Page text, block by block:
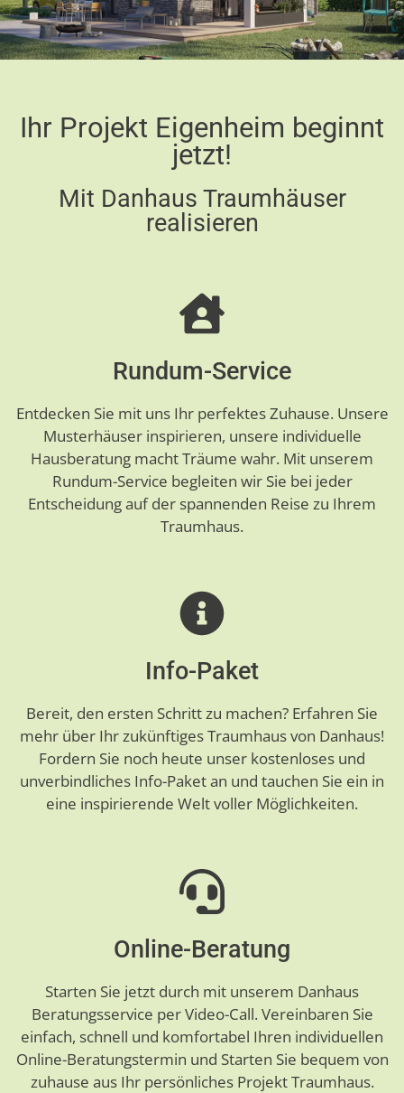
Danhaus-Events
Wir laden Sie herzlich ein zu einem unserer spannenden
Events in Ihrer Nähe!
Ihr Projekt Eigenheim beginnt
jetzt!
Mit Danhaus Traumhäuser
realisieren
Rundum-Service
Entdecken Sie mit uns Ihr perfektes Zuhause. Unsere
Musterhäuser inspirieren, unsere individuelle
Hausberatung macht Träume wahr. Mit unserem
Rundum-Service begleiten wir Sie bei jeder
Entscheidung auf der spannenden Reise zu Ihrem
Traumhaus.
Info-Paket
Bereit, den ersten Schritt zu machen? Erfahren Sie
mehr über Ihr zukünftiges Traumhaus von Danhaus!
Fordern Sie noch heute unser kostenloses und
unverbindliches Info-Paket an und tauchen Sie ein in
eine inspirierende Welt voller Möglichkeiten.
Online-Beratung
Starten Sie jetzt durch mit unserem Danhaus
Beratungsservice per Video-Call. Vereinbaren Sie
einfach, schnell und komfortabel Ihren individuellen
Online-Beratungstermin und Starten Sie bequem von
zuhause aus Ihr persönliches Projekt Traumhaus.